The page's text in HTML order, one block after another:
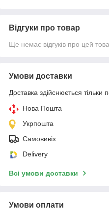
Відгуки про товар
Ще немає відгуків про цей
Умови доставки
Доставка здійснюється тільки
Нова Пошта
Укрпошта
Самовивіз
Delivery
Всі умови доставки
Умови оплати